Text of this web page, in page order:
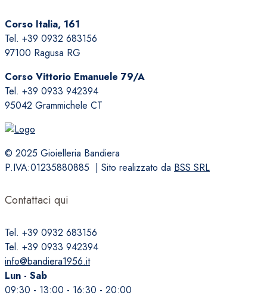
Corso Italia, 161
Tel. +39 0932 683156
97100 Ragusa RG
Corso Vittorio Emanuele 79/A
Tel. +39 0933 942394
95042 Grammichele CT
© 2025 Gioielleria Bandiera
P.IVA:01235880885 | Sito realizzato da BSS SRL
Contattaci qui
Tel. +39 0932 683156
Tel. +39 0933 942394
info@bandiera1956.it
Lun - Sab
09:30 - 13:00 - 16:30 - 20:00